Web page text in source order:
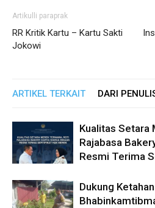
Artikulli paraprak
RR Kritik Kartu – Kartu Sakti
Jokowi
ARTIKEL TERKAIT DARI
Kualitas Setara
Rajabasa
Resmi Terima
Dukung